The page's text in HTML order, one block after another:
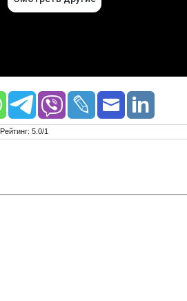
Рейтинг: 5.0/1